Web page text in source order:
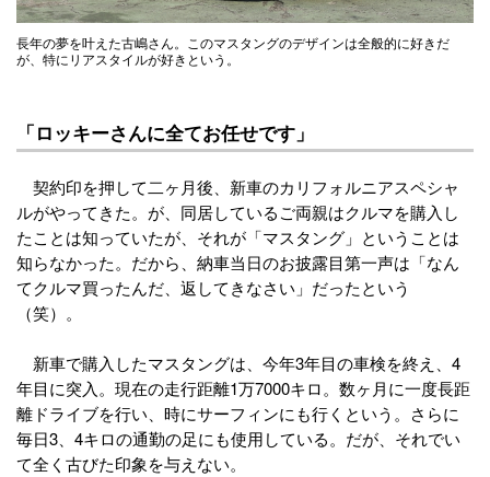
長年の夢を叶えた古嶋さん。このマスタングのデザインは全般的に好きだ
が、特にリアスタイルが好きという。
「ロッキーさんに全てお任せです」
契約印を押して二ヶ月後、新車のカリフォルニアスペシャ
ルがやってきた。が、同居しているご両親はクルマを購入し
たことは知っていたが、それが「マスタング」ということは
知らなかった。だから、納車当日のお披露目第一声は「なん
てクルマ買ったんだ、返してきなさい」だったという
（笑）。
新車で購入したマスタングは、今年3年目の車検を終え、4
年目に突入。現在の走行距離1万7000キロ。数ヶ月に一度長距
離ドライブを行い、時にサーフィンにも行くという。さらに
毎日3、4キロの通勤の足にも使用している。だが、それでい
て全く古びた印象を与えない。